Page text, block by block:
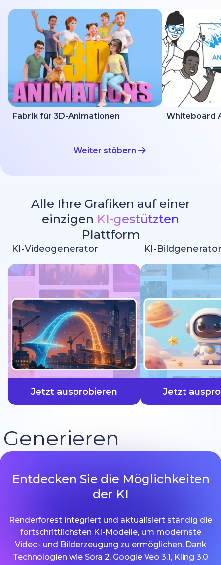
Fabrik für 3D-Animationen Whiteboard
Weiter stöbern
Alle Ihre Grafiken auf einer
einzigen KI-gestützten
Plattform
KI-Videogenerator
Jetzt ausprobieren
KI-Bildgenerator
Jetzt
Generieren
schneller
Entdecken Sie die Möglichkeiten
der KI
Renderforest integriert und aktualisiert ständig die
fortschrittlichsten KI-Modelle, um modernste
Video- und Bilderzeugung zu ermöglichen. Dank
Technologien wie Sora 2, Google Veo 3.1, Kling 3.0